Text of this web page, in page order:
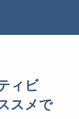
い合わせ
ィビ
スメで